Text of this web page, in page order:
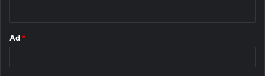
Ad *